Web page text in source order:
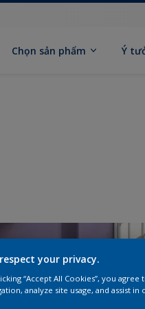
Chọn sản phẩm Ý
your privacy.
“Accept All Cookies”, you
analyze site usage, and assist